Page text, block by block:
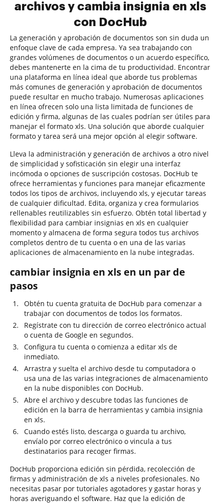
archivos y cambia insignia en xls
con DocHub
La generación y aprobación de documentos son sin duda un
enfoque clave de cada empresa. Ya sea trabajando con
grandes volúmenes de documentos o un acuerdo específico,
debes mantenerte en la cima de tu productividad. Encontrar
una plataforma en línea ideal que aborde tus problemas
más comunes de generación y aprobación de documentos
puede resultar en mucho trabajo. Numerosas aplicaciones
en línea ofrecen solo una lista limitada de funciones de
edición y firma, algunas de las cuales podrían ser útiles para
manejar el formato xls. Una solución que aborde cualquier
formato y tarea será una mejor opción al elegir software.
Lleva la administración y generación de archivos a otro nivel
de simplicidad y sofisticación sin elegir una interfaz
incómoda o opciones de suscripción costosas. DocHub te
ofrece herramientas y funciones para manejar eficazmente
todos los tipos de archivos, incluyendo xls, y ejecutar tareas
de cualquier dificultad. Edita, organiza y crea formularios
rellenables reutilizables sin esfuerzo. Obtén total libertad y
flexibilidad para cambiar insignias en xls en cualquier
momento y almacena de forma segura todos tus archivos
completos dentro de tu cuenta o en una de las varias
aplicaciones de almacenamiento en la nube integradas.
cambiar insignia en xls en un par de
pasos
Obtén tu cuenta gratuita de DocHub para comenzar a
trabajar con documentos de todos los formatos.
Regístrate con tu dirección de correo electrónico actual
o cuenta de Google en segundos.
Configura tu cuenta o comienza a editar xls de
inmediato.
Arrastra y suelta el archivo desde tu computadora o
usa una de las varias integraciones de almacenamiento
en la nube disponibles con DocHub.
Abre el archivo y descubre todas las funciones de
edición en la barra de herramientas y cambia insignia
en xls.
Cuando estés listo, descarga o guarda tu archivo,
envíalo por correo electrónico o vincula a tus
destinatarios para recoger firmas.
DocHub proporciona edición sin pérdida, recolección de
firmas y administración de xls a niveles profesionales. No
necesitas pasar por tutoriales agotadores y gastar horas y
horas averiguando el software. Haz que la edición de